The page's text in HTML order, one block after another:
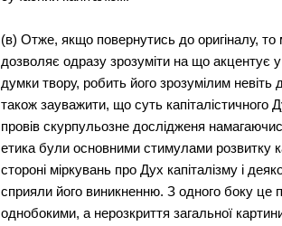
(в) Отже, якщо повернутись до оригіналу, то
дозволяє одразу зрозуміти на що акцентує
думки твору, робить його зрозумілим
також зауважити, що суть капіталістичного
провів скурпульозне дослідженя
етика були основними стимулами розвитку
стороні міркувань про Дух капіталізму і
сприяли його виникненню. З одного боку
однобокими, а нерозкриття загальної